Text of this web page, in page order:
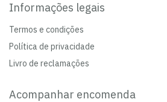
Informações legais
Termos e condições
Política de privacidade
Livro de reclamações
Acompanhar encomenda